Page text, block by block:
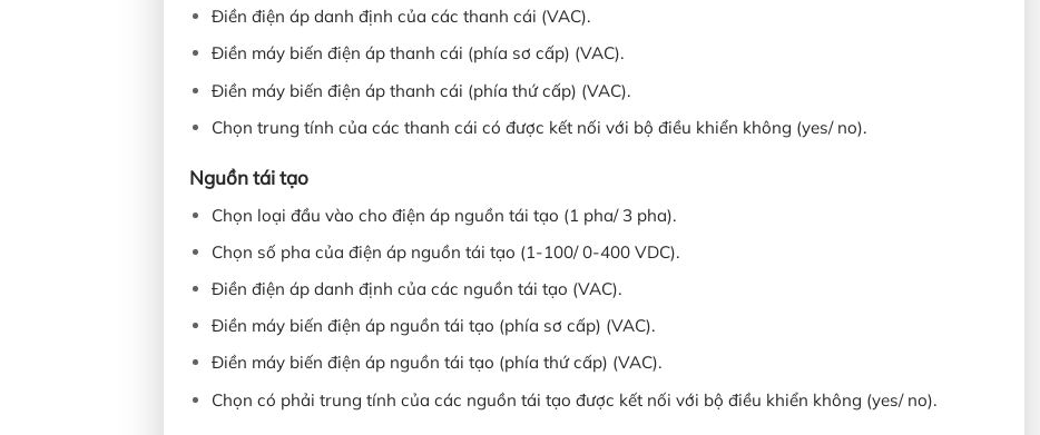
Điền điện áp danh định của các thanh cái (VAC).
Điền máy biến điện áp thanh cái (phía sơ cấp) (VAC).
Điền máy biến điện áp thanh cái (phía thứ cấp) (VAC).
Chọn trung tính của các thanh cái có được kết nối với bộ điều khiển không (yes/ no).
Nguồn tái tạo
Chọn loại đầu vào cho điện áp nguồn tái tạo (1 pha/ 3 pha).
Chọn số pha của điện áp nguồn tái tạo (1-100/ 0-400 VDC).
Điền điện áp danh định của các nguồn tái tạo (VAC).
Điền máy biến điện áp nguồn tái tạo (phía sơ cấp) (VAC).
Điền máy biến điện áp nguồn tái tạo (phía thứ cấp) (VAC).
Chọn có phải trung tính của các nguồn tái tạo được kết nối với bộ điều khiển không (yes/ no).